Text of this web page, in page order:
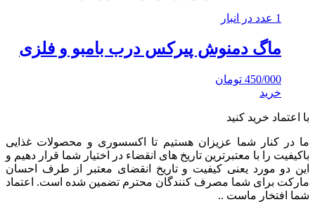
1 عدد در انبار
ماگ دمنوش پیرکس درب بامبو و فلزی
450/000 تومان
خرید
با اعتماد خرید کنید
ما در کنار شما عزیزان هستیم تا اکسسوری و محصولات غذایی
باکیفیت را با معتبرترین تاریخ های انقضاء در اختیار شما قرار دهیم و
این دو مورد یعنی کیفیت و تاریخ انقضای معتبر از طرف احسان
مارکت برای شما مصرف کنندگان محترم تضمین شده است. اعتماد
شما افتخار ماست ..